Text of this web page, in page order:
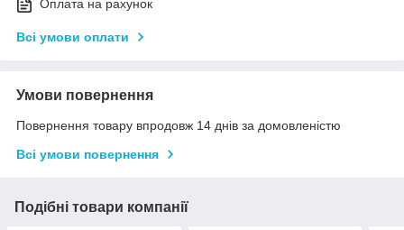
Оплата на рахунок
Всі умови оплати
Умови повернення
Повернення товару впродовж 14 днів за домовленістю
Всі умови повернення
Подібні товари компанії